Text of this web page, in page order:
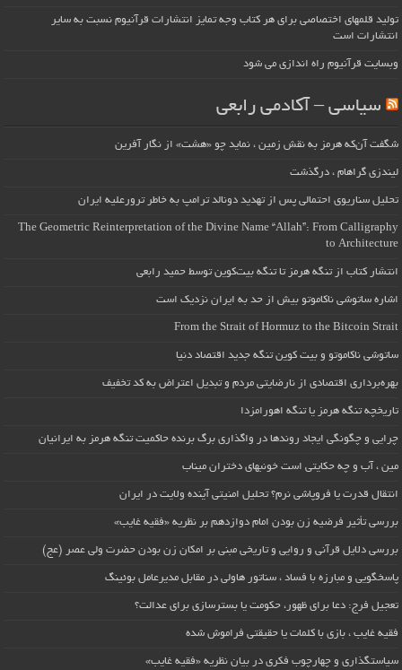
تولید قلمهای اختصاصی برای هر کتاب وجه تمایز انتشارات قرآنیوم نسبت به سایر
انتشارات است
وبسایت قرآنیوم راه اندازی می شود
سیاسی – آکادمی رابعی
شگفت آن‌که هرمز به نقش زمین ، نماید چو «هشت» از نگار آفرین
لیندزی گراهام ، درگذشت
تحلیل سناریوی احتمالی پس از تهدید دونالد ترامپ به خاطر ترورعلیه ایران
The Geometric Reinterpretation of the Divine Name “Allah”: From Calligraphy
to Architecture
انتشار کتاب از تنگه هرمز تا تنگه بیت‌کوین توسط حمید رابعی
اشاره ساتوشی ناکاموتو بیش از حد به ایران نزدیک است
From the Strait of Hormuz to the Bitcoin Strait
ساتوشی ناکاموتو و بیت کوین تنگه جدید اقتصاد دنیا
بهره‌برداری اقتصادی از نارضایتی مردم و تبدیل اعتراض به کد تخفیف
تاریخچه تنگه هرمز یا تنگه اهورامزدا
چرایی و چگونگی ایجاد روندها در واگذاری برگ برنده حاکمیت تنگه هرمز به ایرانیان
مین ، آب و چه حکایتی است خونبهای دختران میناب
انتقال قدرت یا فروپاشی نرم؟ تحلیل امنیتی آینده ولایت در ایران
بررسی تأثیر فرضیه زن بودن امام دوازدهم بر نظریه «فقیه غایب»
بررسی دلایل قرآنی و روایی و تاریخی مبنی بر امکان زن بودن حضرت ولی عصر (عج)
پاسخگویی و مبارزه با فساد ، سناتور هاولی در مقابل مدیرعامل بوئینگ
تعجیل فرج: دعا برای ظهور، حکومت یا بسترسازی برای عدالت؟
فقیه غایب ، بازی با کلمات یا حقیقتی فراموش شده
سیاستگذاری و چهارچوب فکری در بیان نظریه «فقیه غایب»